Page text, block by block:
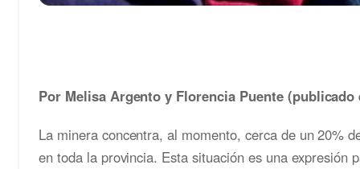
Por Melisa Argento y Florencia Puente
La minera concentra, al momento, cerca de un 20%
en toda la provincia. Esta situación es una expresión